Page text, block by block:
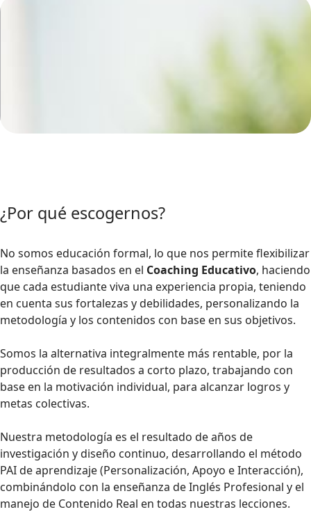
¿Por qué escogernos?
No somos educación formal, lo que nos permite flexibilizar
la enseñanza basados en el Coaching Educativo, haciendo
que cada estudiante viva una experiencia propia, teniendo
en cuenta sus fortalezas y debilidades, personalizando la
metodología y los contenidos con base en sus objetivos.
Somos la alternativa integralmente más rentable, por la
producción de resultados a corto plazo, trabajando con
base en la motivación individual, para alcanzar logros y
metas colectivas.
Nuestra metodología es el resultado de años de
investigación y diseño continuo, desarrollando el método
PAI de aprendizaje (Personalización, Apoyo e Interacción),
combinándolo con la enseñanza de Inglés Profesional y el
manejo de Contenido Real en todas nuestras lecciones.